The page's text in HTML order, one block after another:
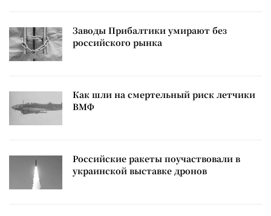
Заводы Прибалтики умирают без
российского рынка
Как шли на смертельный риск летчики
ВМФ
Российские ракеты поучаствовали в
украинской выставке дронов